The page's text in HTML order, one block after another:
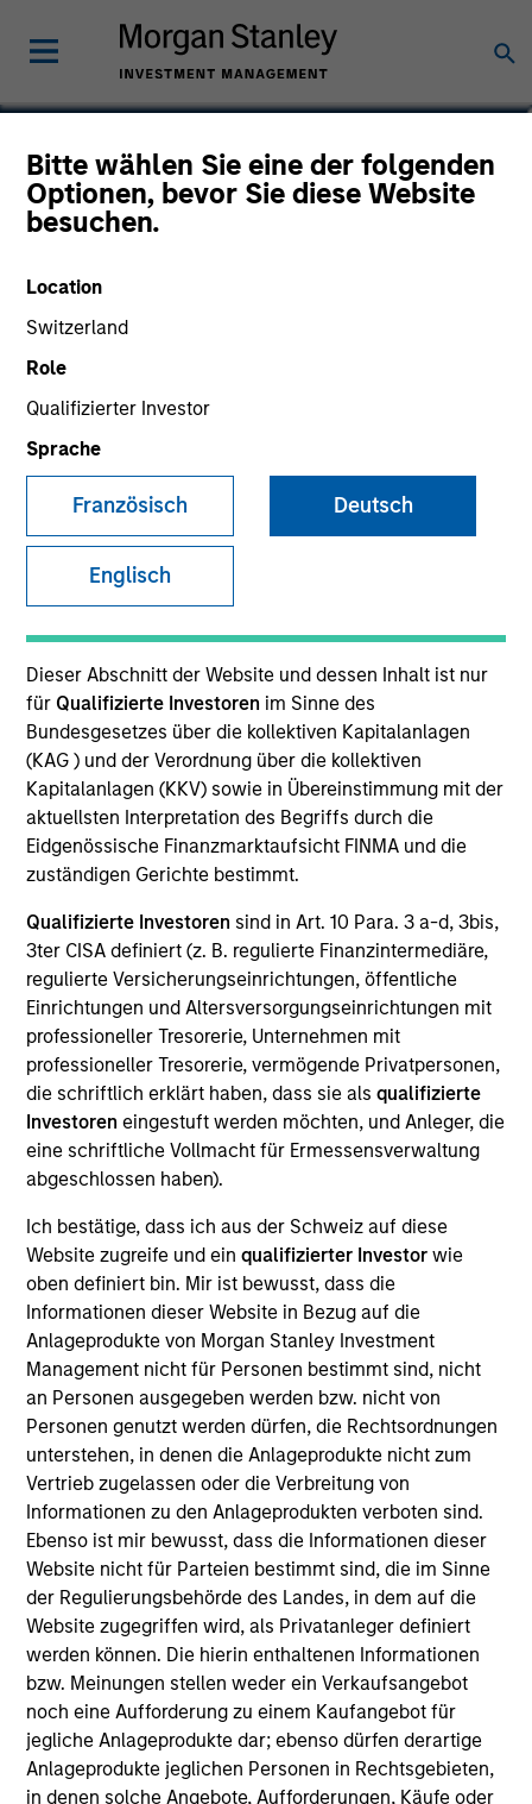
Bitte wählen Sie eine der folgenden
Optionen, bevor Sie diese Website
besuchen.
Location
Switzerland
Role
Qualifizierter Investor
Sprache
Französisch Deutsch
Englisch
Dieser Abschnitt der Website und dessen Inhalt ist nur
für Qualifizierte Investoren im Sinne des
Bundesgesetzes über die kollektiven Kapitalanlagen
(KAG ) und der Verordnung über die kollektiven
Kapitalanlagen (KKV) sowie in Übereinstimmung mit der
aktuellsten Interpretation des Begriffs durch die
Eidgenössische Finanzmarktaufsicht FINMA und die
zuständigen Gerichte bestimmt.
Qualifizierte Investoren sind in Art. 10 Para. 3 a-d, 3bis,
3ter CISA definiert (z. B. regulierte Finanzintermediäre,
regulierte Versicherungseinrichtungen, öffentliche
Einrichtungen und Altersversorgungseinrichtungen mit
professioneller Tresorerie, Unternehmen mit
professioneller Tresorerie, vermögende Privatpersonen,
die schriftlich erklärt haben, dass sie alsqualifizierte
Investoren eingestuft werden möchten, und Anleger, die
eine schriftliche Vollmacht für Ermessensverwaltung
abgeschlossen haben).
Ich bestätige, dass ich aus der Schweiz auf diese
Website zugreife und ein qualifizierter Investor wie
oben definiert bin. Mir ist bewusst, dass die
Informationen dieser Website in Bezug auf die
Anlageprodukte von Morgan Stanley Investment
Management nicht für Personen bestimmt sind, nicht
an Personen ausgegeben werden bzw. nicht von
Personen genutzt werden dürfen, die Rechtsordnungen
unterstehen, in denen die Anlageprodukte nicht zum
Vertrieb zugelassen oder die Verbreitung von
Informationen zu den Anlageprodukten verboten sind.
Ebenso ist mir bewusst, dass die Informationen dieser
Website nicht für Parteien bestimmt sind, die im Sinne
der Regulierungsbehörde des Landes, in dem auf die
Website zugegriffen wird, als Privatanleger definiert
werden können. Die hierin enthaltenen Informationen
bzw. Meinungen stellen weder ein Verkaufsangebot
noch eine Aufforderung zu einem Kaufangebot für
jegliche Anlageprodukte dar; ebenso dürfen derartige
Anlageprodukte jeglichen Personen in Rechtsgebieten,
in denen solche Angebote, Aufforderungen, Käufe oder
Shunzo Tatsumi
Executive Director
YEARS OF INDUSTRY EXPERIENCE
39 Years
Global Opportunity
Shunzo Tatsumi is a portfolio specialist for Global
Opportunity. He joined Morgan Stanley in 1991 and
has 38 years of investment experience. Prior to his
current role, he was a portfolio specialist for active
global equity strategies, managed an active global
equity strategy in Japan, and advised Japanese
institutional investors on constructing global equity
portfolios based on quantitative methods, risk
analysis and effective global basket trading. Prior to
joining the firm, he worked for Cowen & Co. (N.Y.),
Drexel Burnham, E.F. Hutton, responsible for
international equity sales. Shunzo received a B.A. in
law from Keio University. He is a Chartered Member
of the Security Analysts Association of Japan.
Team Insights